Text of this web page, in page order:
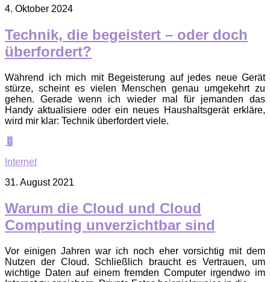
4. Oktober 2024
Technik, die begeistert – oder doch
überfordert?
Während ich mich mit Begeisterung auf jedes neue Gerät
stürze, scheint es vielen Menschen genau umgekehrt zu
gehen. Gerade wenn ich wieder mal für jemanden das
Handy aktualisiere oder ein neues Haushaltsgerät erkläre,
wird mir klar: Technik überfordert viele.
0
Internet
31. August 2021
Warum die Cloud und Cloud
Computing unverzichtbar sind
Vor einigen Jahren war ich noch eher vorsichtig mit dem
Nutzen der Cloud. Schließlich braucht es Vertrauen, um
wichtige Daten auf einem fremden Computer irgendwo im